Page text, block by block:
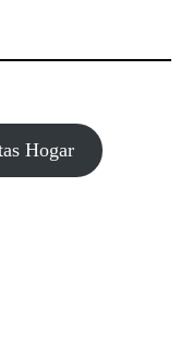
Hogar